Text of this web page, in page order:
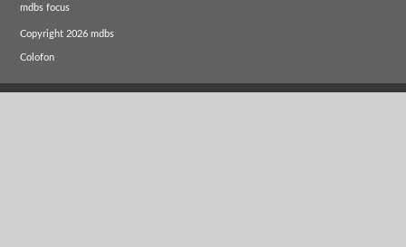
mdbs focus
Copyright 2026 mdbs
Colofon